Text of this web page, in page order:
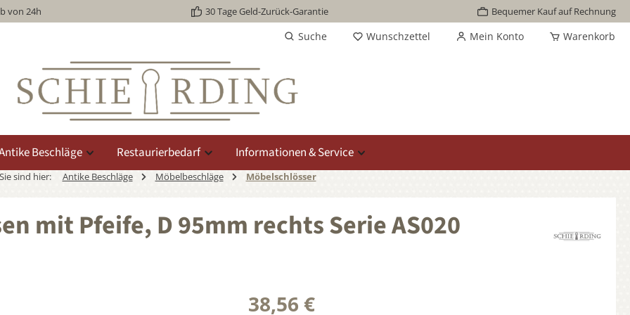
von 24h 30 Tage Geld-Zurück-Garantie Bequemer Kauf auf Rechnung
Suche Wunschzettel Mein Konto Warenkorb
Beschläge Restaurierbedarf Informationen & Service
Sie sind hier: Antike Beschläge Möbelbeschläge Möbelschlösser
mit Pfeife, D 95mm rechts Serie AS020
38,56 €